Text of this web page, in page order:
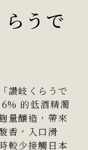
うで
讚岐くらうで
的低酒精濁
量釀造，帶來
香，入口滑
較少接觸日本